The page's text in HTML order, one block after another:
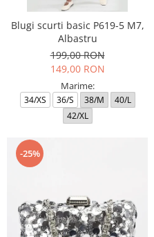
Blugi scurti basic P619-5 M7,
Albastru
199,00 RON
149,00 RON
Marime:
34/XS 36/S 38/M
40/L
42/XL
-25%